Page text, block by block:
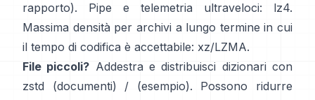
rapporto). Pipe e telemetria ultraveloci:
lz4.
Massima densità per archivi a lungo termine in cui
il tempo di codifica è accettabile: xz/LZMA.
File piccoli? Addestra e distribuisci dizionari con
zstd
(documenti) / (esempio). Possono ridurre